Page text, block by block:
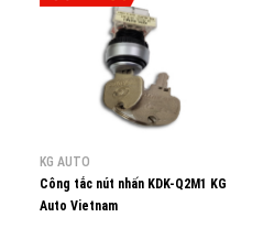
KG AUTO
Công tắc nút nhấn KDK-Q2M1 KG
Auto Vietnam